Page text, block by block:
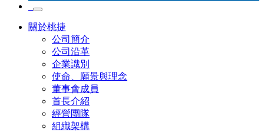
關於桃捷
公司簡介
公司沿革
企業識別
使命、願景與理念
董事會成員
首長介紹
經營團隊
組織架構